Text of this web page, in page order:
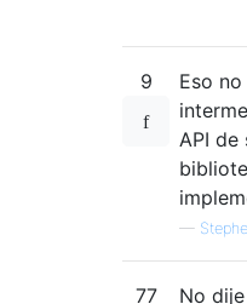
9
Eso
API de
—
77
No